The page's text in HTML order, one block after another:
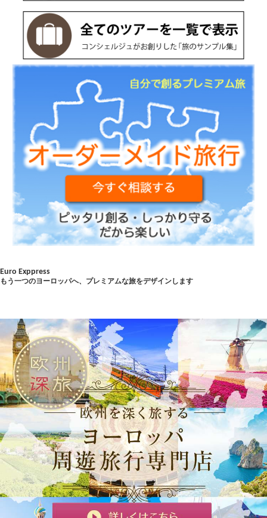
Euro Exppress
もう一つのヨーロッパへ、プレミアムな旅をデザインします